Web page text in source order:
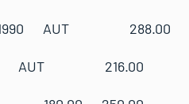
1990 AUT 288.00
AUT 216.00